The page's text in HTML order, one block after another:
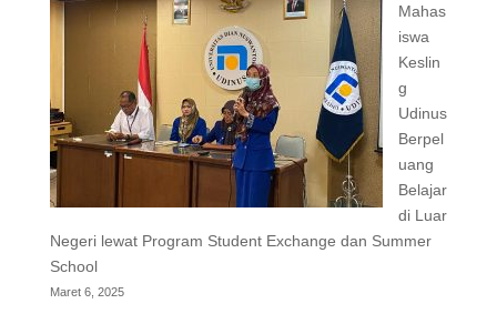
Mahas
iswa
Keslin
g
Udinus
Berpel
uang
Belajar
di Luar
Negeri lewat Program Student Exchange dan Summer
School
Maret 6, 2025